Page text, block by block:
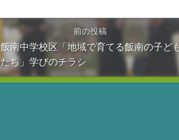
前の投稿
飯南中学校区「地域で育てる飯南の子ど
たち」学びのチラシ